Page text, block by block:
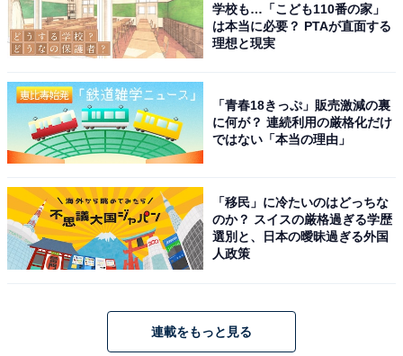
家でできる仕事は家で。正月も少しだけ“先生モー
私自身は、仕事を「学校でしかできないこと」と「家で
学校も…「こども110番の家」
は本当に必要？ PTAが直面する
理想と現実
「青春18きっぷ」販売激減の裏
に何が？ 連続利用の厳格化だけ
ではない「本当の理由」
「移民」に冷たいのはどっちな
のか？ スイスの厳格過ぎる学歴
選別と、日本の曖昧過ぎる外国
人政策
連載をもっと見る